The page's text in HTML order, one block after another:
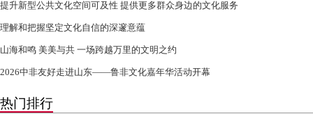
提升新型公共文化空间可及性 提供更多群众身边的文化服务
理解和把握坚定文化自信的深邃意蕴
山海和鸣 美美与共 一场跨越万里的文明之约
2026中非友好走进山东——鲁非文化嘉年华活动开幕
热门排行